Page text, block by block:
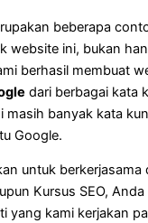
beberapa
website ini, bukan
berhasil membuat
dari berbagai kata
masih banyak kata
Google.
untuk berkerjasama
Kursus SEO,
yang kami kerjakan